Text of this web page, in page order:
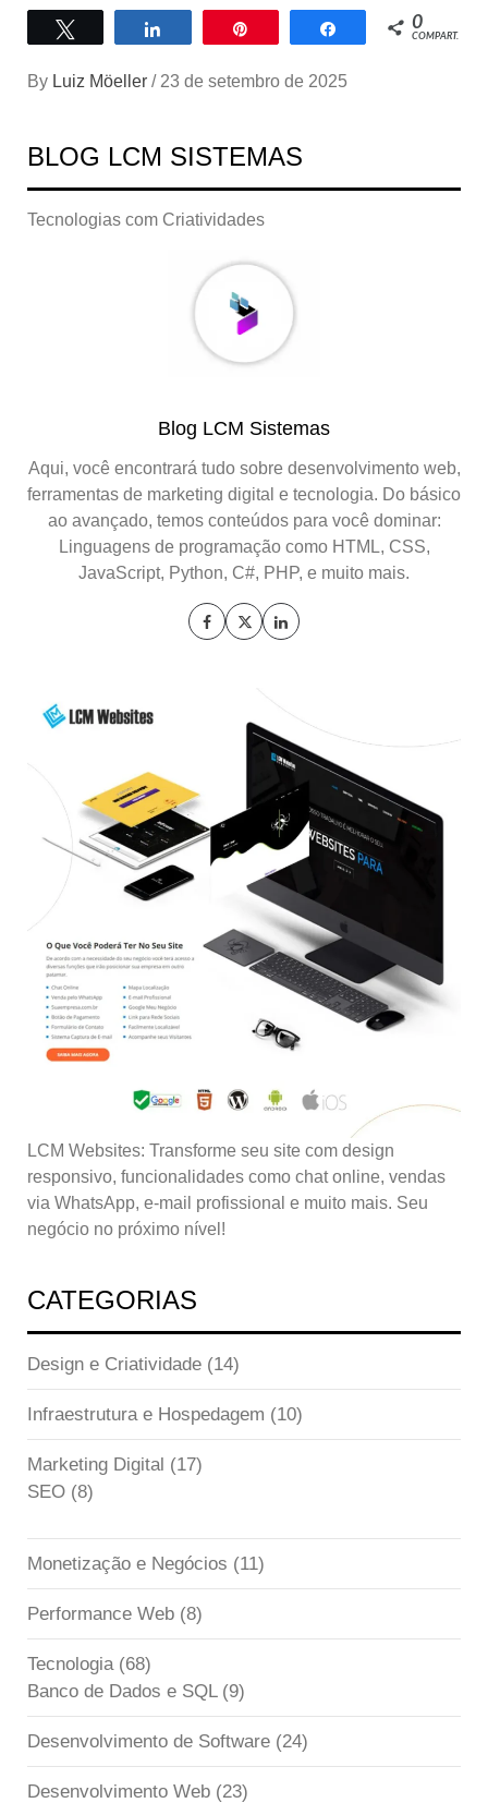
Compartilhar Compartilhar
0
COMPART.
By Luiz Möeller / 23 de setembro de 2025
BLOG LCM SISTEMAS
Tecnologias com Criatividades
Blog LCM Sistemas
Aqui, você encontrará tudo sobre desenvolvimento web,
ferramentas de marketing digital e tecnologia. Do básico
ao avançado, temos conteúdos para você dominar:
Linguagens de programação como HTML, CSS,
JavaScript, Python, C#, PHP, e muito mais.
LCM Websites: Transforme seu site com design
responsivo, funcionalidades como chat online, vendas
via WhatsApp, e-mail profissional e muito mais. Seu
negócio no próximo nível!
CATEGORIAS
Design e Criatividade (14)
Infraestrutura e Hospedagem (10)
Marketing Digital (17)
SEO (8)
Monetização e Negócios (11)
Performance Web (8)
Tecnologia (68)
Banco de Dados e SQL(9)
Desenvolvimento de Software (24)
Desenvolvimento Web (23)